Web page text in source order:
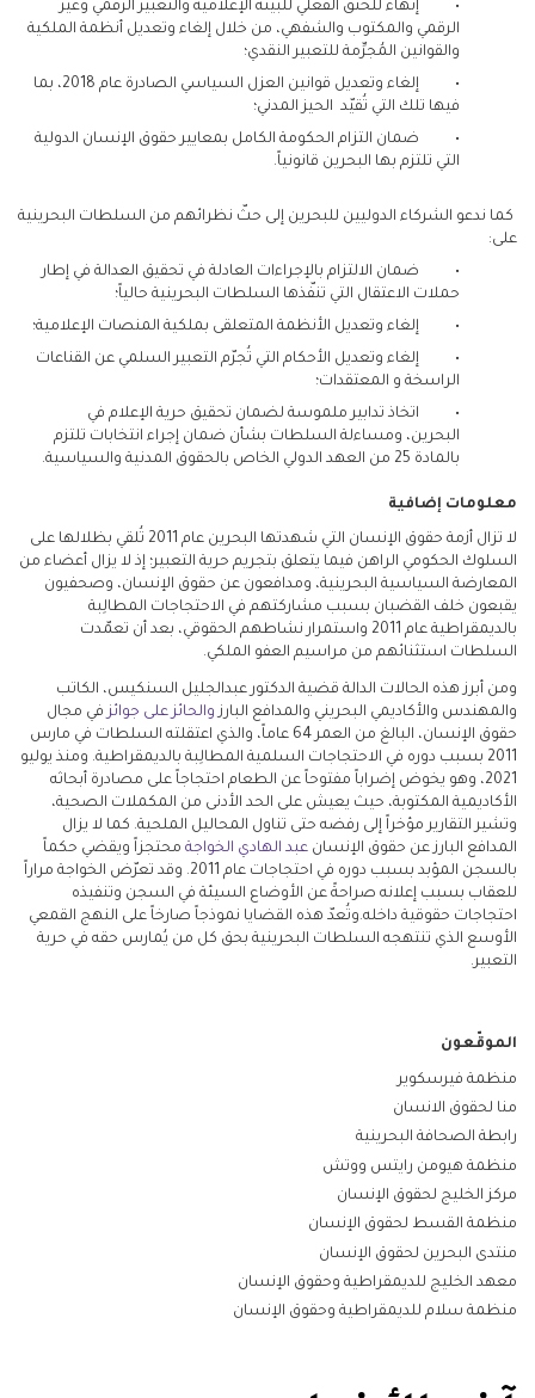
• إنهاء للخنق الفعلي للبيئة الإعلامية والتعبير الرقمي وغير
الرقمي والمكتوب والشفهي، من خلال إلغاء وتعديل أنظمة الملكية
والقوانين المُجرِّمة للتعبير النقدي؛
• إلغاء وتعديل قوانين العزل السياسي الصادرة عام 2018، بما
فيها تلك التي تُقيّد الحيز المدني؛
• ضمان التزام الحكومة الكامل بمعايير حقوق الإنسان الدولية
التي تلتزم بها البحرين قانونياً.
كما ندعو الشركاء الدوليين للبحرين إلى حثّ نظرائهم من السلطات البحرينية
على:
• ضمان الالتزام بالإجراءات العادلة في تحقيق العدالة في إطار
حملات الاعتقال التي تنفّذها السلطات البحرينية حالياً؛
• إلغاء وتعديل الأنظمة المتعلقى بملكية المنصات الإعلامية؛
• إلغاء وتعديل الأحكام التي تُجرّم التعبير السلمي عن القناعات
الراسخة و المعتقدات؛
• اتخاذ تدابير ملموسة لضمان تحقيق حرية الإعلام في
البحرين، ومساءلة السلطات بشأن ضمان إجراء انتخابات تلتزم
بالمادة 25 من العهد الدولي الخاص بالحقوق المدنية والسياسية.
معلومات إضافية
لا تزال أزمة حقوق الإنسان التي شهدتها البحرين عام 2011 تُلقي بظلالها على
السلوك الحكومي الراهن فيما يتعلق بتجريم حرية التعبير؛ إذ لا يزال أعضاء من
المعارضة السياسية البحرينية، ومدافعون عن حقوق الإنسان، وصحفيون
يقبعون خلف القضبان بسبب مشاركتهم في الاحتجاجات المطالِبة
بالديمقراطية عام 2011 واستمرار نشاطهم الحقوقي، بعد أن تعمّدت
السلطات استثنائهم من مراسيم العفو الملكي.
ومن أبرز هذه الحالات الدالة قضية الدكتور عبدالجليل السنكيس، الكاتب
والمهندس والأكاديمي البحريني والمدافع البارزوالحائز على جوائز في مجال
حقوق الإنسان، البالغ من العمر 64 عاماً، والذي اعتقلته السلطات في مارس
2011 بسبب دوره في الاحتجاجات السلمية المطالِبة بالديمقراطية. ومنذ يوليو
2021، وهو يخوض إضراباً مفتوحاً عن الطعام احتجاجاً على مصادرة أبحاثه
الأكاديمية المكتوبة، حيث يعيش على الحد الأدنى من المكملات الصحية،
وتشير التقارير مؤخراً إلى رفضه حتى تناول المحاليل الملحية. كما لا يزال
المدافع البارز عن حقوق الإنسان عبد الهادي الخواجة محتجزاً ويقضي حكماً
بالسجن المؤبد بسبب دوره في احتجاجات عام 2011. وقد تعرّض الخواجة مراراً
للعقاب بسبب إعلانه صراحةً عن الأوضاع السيئة في السجن وتنفيذه
احتجاجات حقوقية داخله.وتُعدّ هذه القضايا نموذجاً صارخاً على النهج القمعي
الأوسع الذي تنتهجه السلطات البحرينية بحق كل من يُمارس حقه في حرية
التعبير.
الموقّعون
منظمة فيرسكوير
منا لحقوق الانسان
رابطة الصحافة البحرينية
منظمة هيومن رايتس ووتش
مركز الخليج لحقوق الإنسان
منظمة القسط لحقوق الإنسان
منتدى البحرين لحقوق الإنسان
معهد الخليج للديمقراطية وحقوق الإنسان
منظمة سلام للديمقراطية وحقوق الإنسان